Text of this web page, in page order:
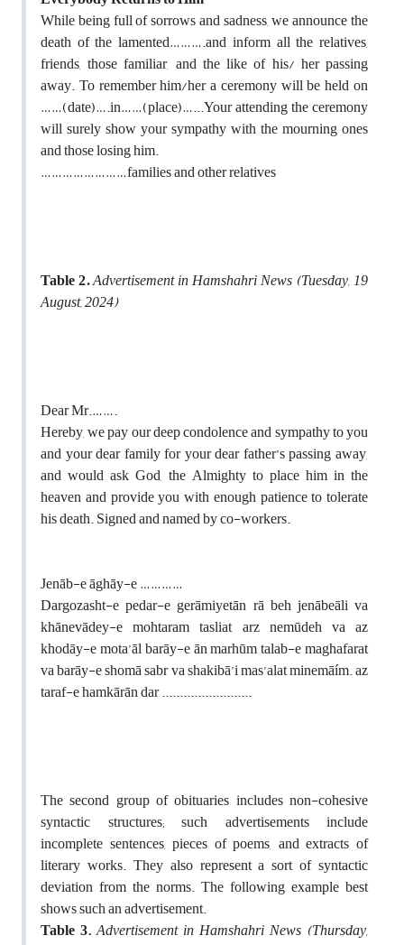
While being full of sorrows and sadness, we announce the
death of the lamented……….and inform all the relatives,
friends, those familiar, and the like of his/ her passing
away. To remember him/her a ceremony will be held on
……(date)….in……(place)…...Your attending the ceremony
will surely show your sympathy with the mourning ones
and those losing him.
……………………families and other relatives
Table 2.Advertisement in Hamshahri News (Tuesday, 19
August, 2024)
Dear Mr.…….
Hereby, we pay our deep condolence and sympathy to you
and your dear family for your dear father’s passing away,
and would ask God, the Almighty to place him in the
heaven and provide you with enough patience to tolerate
his death. Signed and named by co-workers.
Jenāb-e āghāy-e …………
Dargozasht-e pedar-e gerāmiyetān rā beh jenābeāli va
khānevādey-e mohtaram tasliat arz nemūdeh va az
khodāy-e mota’āl barāy-e ān marhūm talab-e maghafarat
va barāy-e shomā sabr va shakibā’i mas’alat minemāím. az
taraf-e hamkārān dar .........................
The second group of obituaries includes non-cohesive
syntactic structures; such advertisements include
incomplete sentences, pieces of poems, and extracts of
literary works. They also represent a sort of syntactic
deviation from the norms. The following example best
shows such an advertisement.
Table 3.Advertisement in Hamshahri News (Thursday,